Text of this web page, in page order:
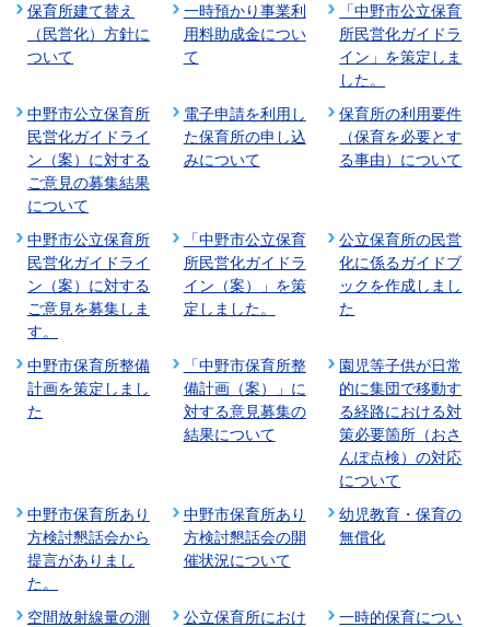
保育所建て替え
（民営化）方針に
ついて
一時預かり事業利
用料助成金につい
て
「中野市公立保育
所民営化ガイドラ
イン」を策定しま
した。
中野市公立保育所
民営化ガイドライ
ン（案）に対する
ご意見の募集結果
について
電子申請を利用し
た保育所の申し込
みについて
保育所の利用要件
（保育を必要とす
る事由）について
中野市公立保育所
民営化ガイドライ
ン（案）に対する
ご意見を募集しま
す。
「中野市公立保育
所民営化ガイドラ
イン（案）」を策
定しました。
公立保育所の民営
化に係るガイドブ
ックを作成しまし
た
中野市保育所整備
計画を策定しまし
た
「中野市保育所整
備計画（案）」に
対する意見募集の
結果について
園児等子供が日常
的に集団で移動す
る経路における対
策必要箇所（おさ
んぽ点検）の対応
について
中野市保育所あり
方検討懇話会から
提言がありまし
た。
中野市保育所あり
方検討懇話会の開
催状況について
幼児教育・保育の
無償化
空間放射線量の測
公立保育所におけ
一時的保育につい